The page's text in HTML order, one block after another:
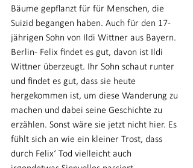
Bäume gepflanzt für für Menschen, die
Suizid begangen haben. Auch für den 17-
jährigen Sohn von Ildi Wittner aus Bayern.
Berlin- Felix findet es gut, davon ist Ildi
Wittner überzeugt. Ihr Sohn schaut runter
und findet es gut, dass sie heute
hergekommen ist, um diese Wanderung zu
machen und dabei seine Geschichte zu
erzählen. Sonst wäre sie jetzt nicht hier. Es
fühlt sich an wie ein kleiner Trost, dass
durch Felix‘ Tod vielleicht auch